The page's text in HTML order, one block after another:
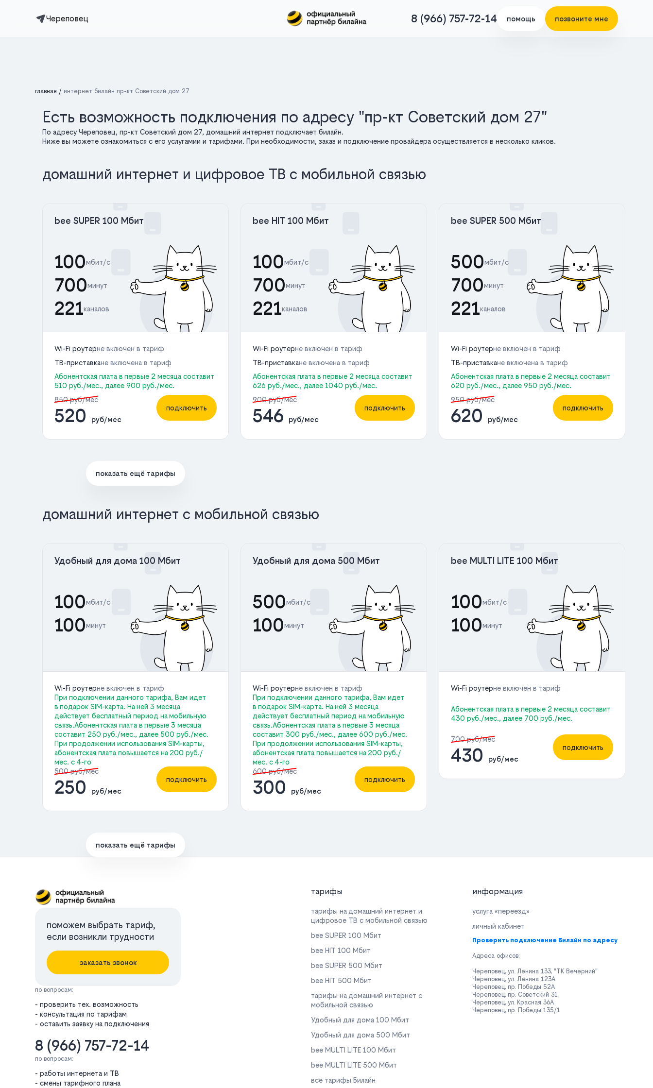
Череповец 8 (966) 757-72-14 помощь позвоните мне
главная интернет билайн пр-кт Советский дом 27
Есть возможность подключения по адресу "пр-кт Советский дом 27"
По адресу Череповец, пр-кт Советский дом 27, домашний интернет подключает билайн.
Ниже вы можете ознакомиться с его услугамии и тарифами. При необходимости, заказ и подключение провайдера осуществляется в несколько кликов.
домашний интернет и цифровое ТВ с мобильной связью
bee SUPER 100 Мбит
100мбит/с
700минут
221каналов
Wi-Fi роутерне включен в тариф
ТВ-приставкане включена в тариф
Абонентская плата в первые 2 месяца составит
510 руб./мес., далее 900 руб./мес.
850 руб/мес
520 руб/мес
подключить
bee HIT 100 Мбит
100мбит/с
700минут
221каналов
Wi-Fi роутерне включен в тариф
ТВ-приставкане включена в тариф
Абонентская плата в первые 2 месяца составит
626 руб./мес., далее 1040 руб./мес.
900 руб/мес
546 руб/мес
подключить
bee SUPER 500 Мбит
500мбит/с
700минут
221каналов
Wi-Fi роутерне включен в тариф
ТВ-приставкане включена в тариф
Абонентская плата в первые 2 месяца составит
620 руб./мес., далее 950 руб./мес.
950 руб/мес
620 руб/мес
подключить
показать ещё тарифы
домашний интернет с мобильной связью
Удобный для дома 100 Мбит
100мбит/с
100минут
Wi-Fi роутерне включен в тариф
При подключении данного тарифа, Вам идет
в подарок SIM-карта. На ней 3 месяца
действует бесплатный период на мобильную
связь.Абонентская плата в первые 3 месяца
составит 250 руб./мес., далее 500 руб./мес.
При продолжении использования SIM-карты,
абонентская плата повышается на 200 руб./
мес. с 4-го
500 руб/мес
250 руб/мес
подключить
Удобный для дома 500 Мбит
500мбит/с
100минут
Wi-Fi роутерне включен в тариф
При подключении данного тарифа, Вам идет
в подарок SIM-карта. На ней 3 месяца
действует бесплатный период на мобильную
связь.Абонентская плата в первые 3 месяца
составит 300 руб./мес., далее 600 руб./мес.
При продолжении использования SIM-карты,
абонентская плата повышается на 200 руб./
мес. с 4-го
600 руб/мес
300 руб/мес
подключить
bee MULTI LITE 100 Мбит
100мбит/с
100минут
Wi-Fi роутерне включен в тариф
Абонентская плата в первые 2 месяца составит
430 руб./мес., далее 700 руб./мес.
700 руб/мес
430 руб/мес
подключить
показать ещё тарифы
поможем выбрать тариф,
если возникли трудности
заказать звонок
по вопросам:
- проверить тех. возможность
- консультация по тарифам
- оставить заявку на подключения
8 (966) 757-72-14
по вопросам:
- работы интернета и ТВ
- смены тарифного плана
тарифы
тарифы на домашний интернет и
цифровое ТВ с мобильной связью
bee SUPER 100 Мбит
bee HIT 100 Мбит
bee SUPER 500 Мбит
bee HIT 500 Мбит
тарифы на домашний интернет с
мобильной связью
Удобный для дома 100 Мбит
Удобный для дома 500 Мбит
bee MULTI LITE 100 Мбит
bee MULTI LITE 500 Мбит
все тарифы Билайн
информация
услуга «переезд»
личный кабинет
Проверить подключение Билайн по адресу
Адреса офисов:
Череповец, ул. Ленина 133, "ТК Вечерний"
Череповец, ул. Ленина 123А
Череповец, пр. Победы 52А
Череповец, пр. Советский 31
Череповец, ул. Красная 36А
Череповец, пр. Победы 135/1